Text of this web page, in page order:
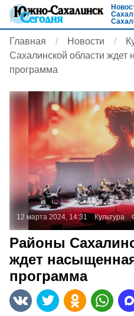
Главная Новости
Сахалинской области ждет
программа
12 марта 2024, 14:31 Культура
Районы
ждет
программа